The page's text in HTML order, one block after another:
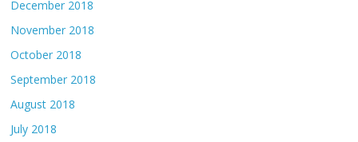
December 2018
November 2018
October 2018
September 2018
August 2018
July 2018